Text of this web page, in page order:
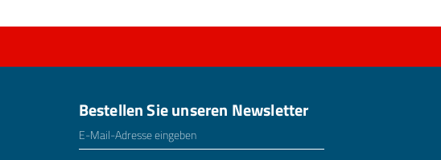
Bestellen Sie unseren Newsletter
E-Mailadresse